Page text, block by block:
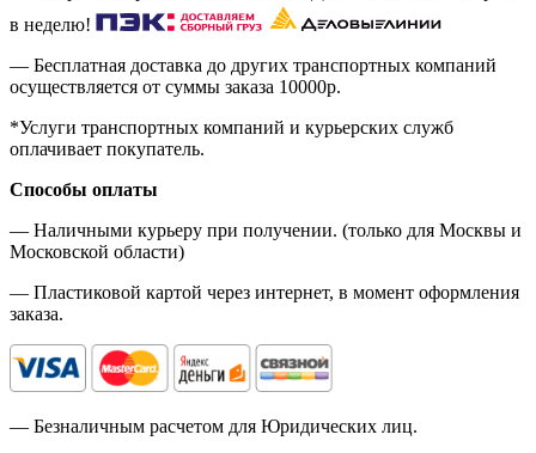
в неделю!
— Бесплатная доставка до других транспортных компаний
осуществляется от суммы заказа 10000р.
*Услуги транспортных компаний и курьерских служб
оплачивает покупатель.
Способы оплаты
— Наличными курьеру при получении. (только для Москвы и
Московской области)
— Пластиковой картой через интернет, в момент оформления
заказа.
— Безналичным расчетом для Юридических лиц.